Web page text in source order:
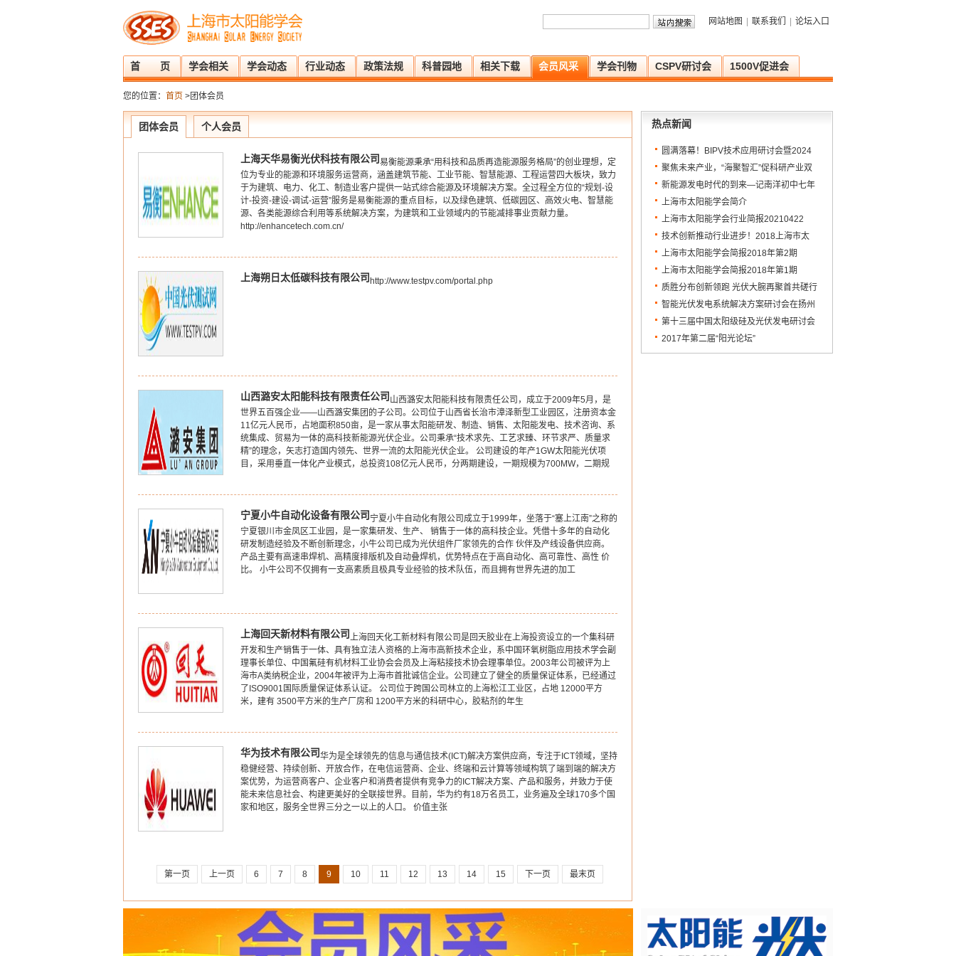
网站地图 联系我们 论坛入口
首 页 学会相关 学会动态 行业动态 政策法规 科普园地 相关下载 会员风采 学会刊物 CSPV研讨会 1500V促进会
您的位置： 首页 >团体会员
团体会员 个人会员
上海天华易衡光伏科技有限公司易衡能源秉承“用科技和品质再造能源服务格局”的创业理想，定
位为专业的能源和环境服务运营商，涵盖建筑节能、工业节能、智慧能源、工程运营四大板块，致力
于为建筑、电力、化工、制造业客户提供一站式综合能源及环境解决方案。全过程全方位的“规划-设
计-投资-建设-调试-运营”服务是易衡能源的重点目标，以及绿色建筑、低碳园区、高效火电、智慧能
源、各类能源综合利用等系统解决方案，为建筑和工业领域内的节能减排事业贡献力量。
http://enhancetech.com.cn/
上海朔日太低碳科技有限公司 http://www.testpv.com/portal.php
山西潞安太阳能科技有限责任公司 山西潞安太阳能科技有限责任公司，成立于2009年5月，是
世界五百强企业——山西潞安集团的子公司。公司位于山西省长治市漳泽新型工业园区，注册资本金
11亿元人民币，占地面积850亩，是一家从事太阳能研发、制造、销售、太阳能发电、技术咨询、系
统集成、贸易为一体的高科技新能源光伏企业。公司秉承“技术求先、工艺求臻、环节求严、质量求
精”的理念，矢志打造国内领先、世界一流的太阳能光伏企业。 公司建设的年产1GW太阳能光伏项
目，采用垂直一体化产业模式，总投资108亿元人民币，分两期建设，一期规模为700MW，二期规
宁夏小牛自动化设备有限公司 宁夏小牛自动化有限公司成立于1999年，坐落于“塞上江南”之称的
宁夏银川市金凤区工业园，是一家集研发、生产、 销售于一体的高科技企业。凭借十多年的自动化
研发制造经验及不断创新理念，小牛公司已成为光伏组件厂家领先的合作 伙伴及产线设备供应商。
产品主要有高速串焊机、高精度排版机及自动叠焊机，优势特点在于高自动化、高可靠性、高性 价
比。 小牛公司不仅拥有一支高素质且极具专业经验的技术队伍，而且拥有世界先进的加工
上海回天新材料有限公司上海回天化工新材料有限公司是回天胶业在上海投资设立的一个集科研
开发和生产销售于一体、具有独立法人资格的上海市高新技术企业，系中国环氧树脂应用技术学会副
理事长单位、中国氟硅有机材料工业协会会员及上海粘接技术协会理事单位。2003年公司被评为上
海市A类纳税企业，2004年被评为上海市首批诚信企业。公司建立了健全的质量保证体系，已经通过
了ISO9001国际质量保证体系认证。 公司位于跨国公司林立的上海松江工业区，占地 12000平方
米，建有 3500平方米的生产厂房和 1200平方米的科研中心，胶粘剂的年生
华为技术有限公司华为是全球领先的信息与通信技术(ICT)解决方案供应商，专注于ICT领域，坚持
稳健经营、持续创新、开放合作，在电信运营商、企业、终端和云计算等领域构筑了端到端的解决方
案优势，为运营商客户、企业客户和消费者提供有竞争力的ICT解决方案、产品和服务，并致力于使
能未来信息社会、构建更美好的全联接世界。目前，华为约有18万名员工，业务遍及全球170多个国
家和地区，服务全世界三分之一以上的人口。 价值主张
第一页 上一页 6 7 8 9 10 11 12 13 14 15 下一页 最末页
热点新闻
圆满落幕！BIPV技术应用研讨会暨2024
年上海市太阳能学会学术年会顺利召开
聚焦未来产业，“海聚智汇”促科研产业双
向链接
新能源发电时代的到来—记南洋初中七年
级新能源科普讲座
上海市太阳能学会简介
上海市太阳能学会行业简报20210422
技术创新推动行业进步！2018上海市太
阳能学会年会暨先进技术集成研讨会圆满
落幕
上海市太阳能学会简报2018年第2期
上海市太阳能学会简报2018年第1期
质胜分布创新领跑 光伏大腕再聚首共磋行
业发展——PAT2018爱光伏一生一世完美
落幕
智能光伏发电系统解决方案研讨会在扬州
宝应圆满召开
第十三届中国太阳级硅及光伏发电研讨会
顺利闭幕
2017年第二届“阳光论坛”